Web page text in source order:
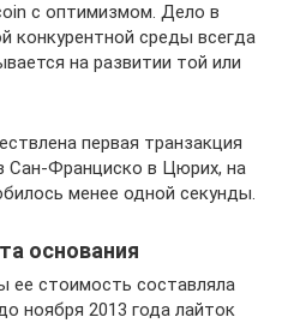
с оптимизмом. Дело в
конкурентной среды всегда
на развитии той или
первая транзакция
Сан-Франциско в Цюрих, на
менее одной секунды.
основания
ее стоимость составляла
ноября 2013 года лайток